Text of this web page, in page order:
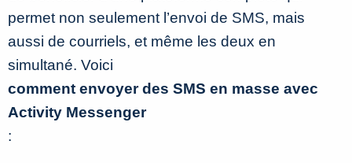
permet non seulement l’envoi de SMS, mais
aussi de courriels, et même les deux en
simultané. Voici
comment envoyer des SMS en masse avec
Activity Messenger
: